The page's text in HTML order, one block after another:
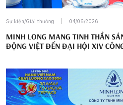
Sự kiện/Giải thưởng 04/06/2026
MINH LONG MANG TINH THẦN
ĐỘNG VIỆT ĐẾN ĐẠI HỘI XIV